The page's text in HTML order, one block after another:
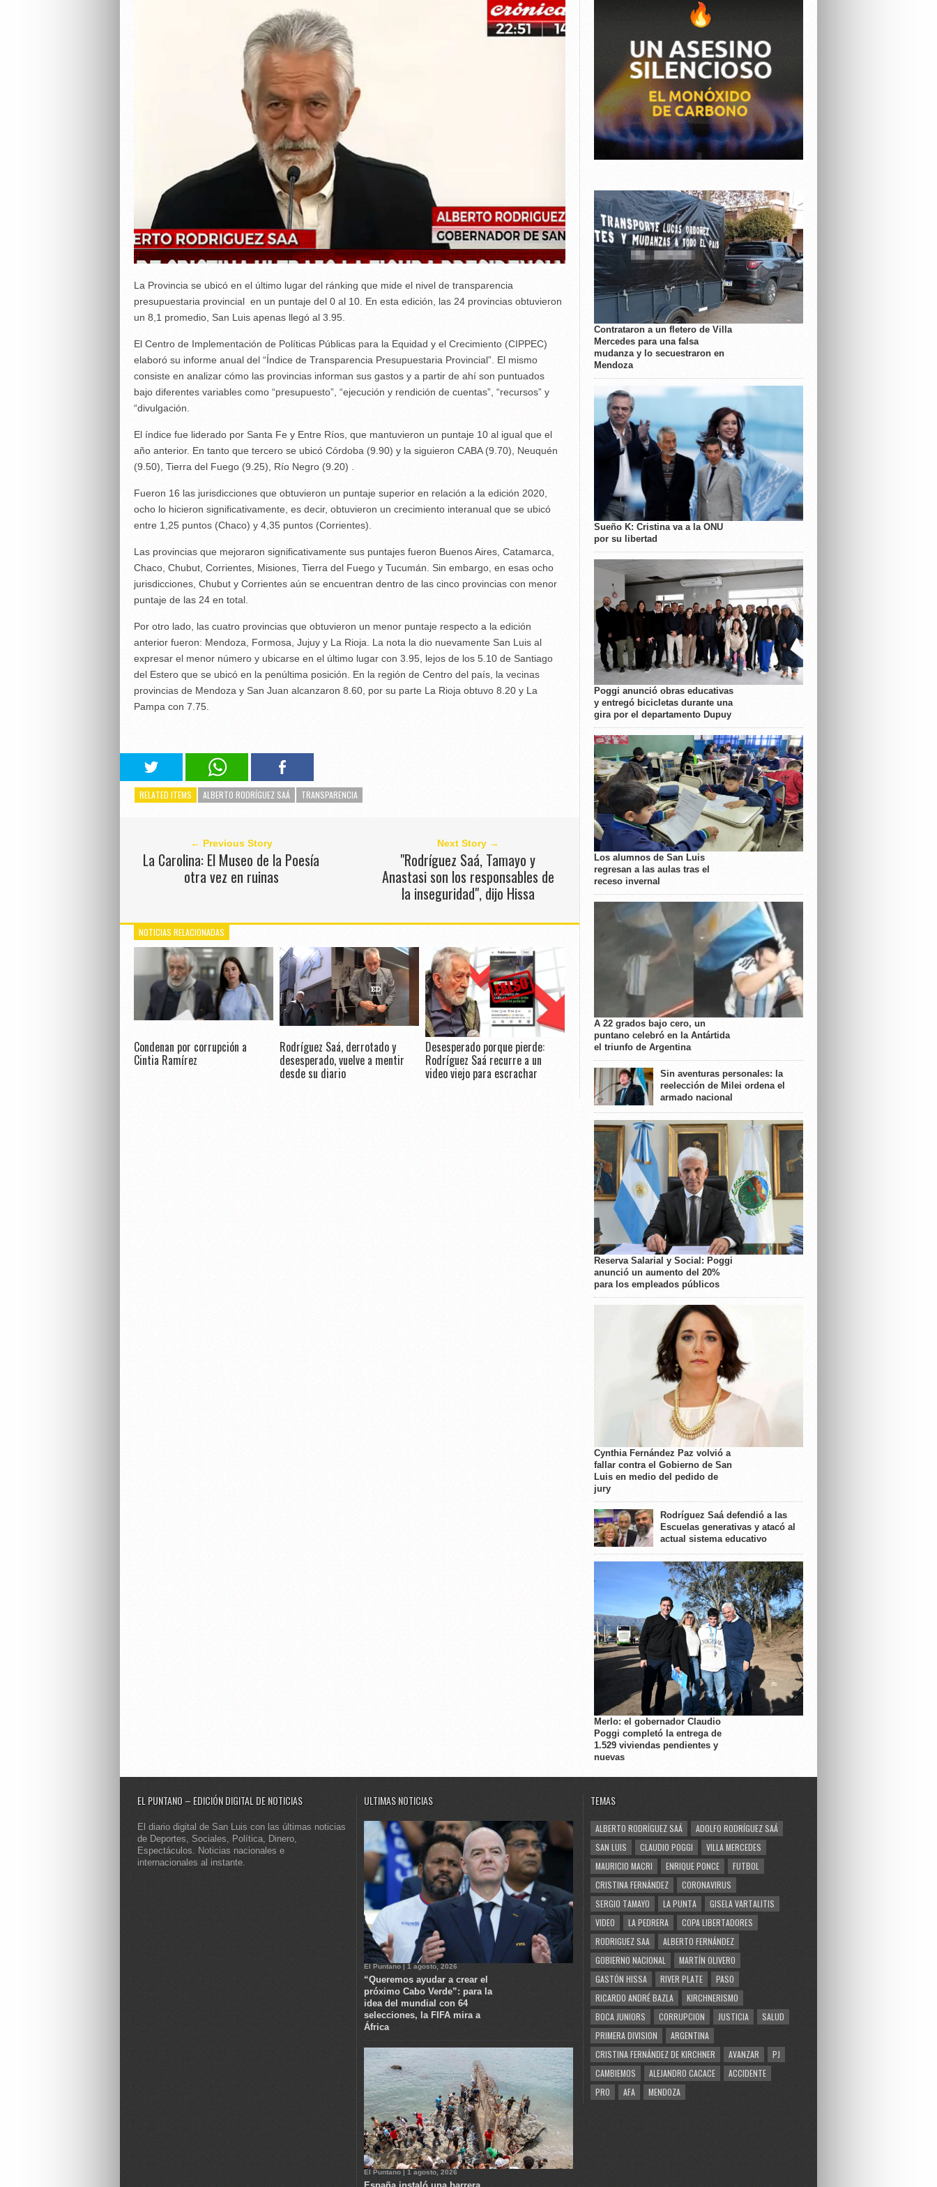
La Provincia se ubicó en el último lugar del ránking que mide el nivel de transparencia
presupuestaria provincial en un puntaje del 0 al 10. En esta edición, las 24 provincias obtuvieron
un 8,1 promedio, San Luis apenas llegó al 3.95.
El Centro de Implementación de Políticas Públicas para la Equidad y el Crecimiento (CIPPEC)
elaboró su informe anual del “Índice de Transparencia Presupuestaria Provincial”. El mismo
consiste en analizar cómo las provincias informan sus gastos y a partir de ahí son puntuados
bajo diferentes variables como “presupuesto”, “ejecución y rendición de cuentas”, “recursos” y
“divulgación.
El índice fue liderado por Santa Fe y Entre Ríos, que mantuvieron un puntaje 10 al igual que el
año anterior. En tanto que tercero se ubicó Córdoba (9.90) y la siguieron CABA (9.70), Neuquén
(9.50), Tierra del Fuego (9.25), Río Negro (9.20) .
Fueron 16 las jurisdicciones que obtuvieron un puntaje superior en relación a la edición 2020,
ocho lo hicieron significativamente, es decir, obtuvieron un crecimiento interanual que se ubicó
entre 1,25 puntos (Chaco) y 4,35 puntos (Corrientes).
Las provincias que mejoraron significativamente sus puntajes fueron Buenos Aires, Catamarca,
Chaco, Chubut, Corrientes, Misiones, Tierra del Fuego y Tucumán. Sin embargo, en esas ocho
jurisdicciones, Chubut y Corrientes aún se encuentran dentro de las cinco provincias con menor
puntaje de las 24 en total.
Por otro lado, las cuatro provincias que obtuvieron un menor puntaje respecto a la edición
anterior fueron: Mendoza, Formosa, Jujuy y La Rioja. La nota la dio nuevamente San Luis al
expresar el menor número y ubicarse en el último lugar con 3.95, lejos de los 5.10 de Santiago
del Estero que se ubicó en la penúltima posición. En la región de Centro del país, la vecinas
provincias de Mendoza y San Juan alcanzaron 8.60, por su parte La Rioja obtuvo 8.20 y La
Pampa con 7.75.
RELATED ITEMS ALBERTO RODRÍGUEZ SAÁ TRANSPARENCIA
← Previous Story
La Carolina: El Museo de la Poesía
otra vez en ruinas
Next Story →
"Rodríguez Saá, Tamayo y
Anastasi son los responsables de
la inseguridad", dijo Hissa
NOTICIAS RELACIONADAS
Condenan por corrupción a
Cintia Ramírez
Rodríguez Saá, derrotado y
desesperado, vuelve a mentir
desde su diario
Desesperado porque pierde:
Rodríguez Saá recurre a un
video viejo para escrachar
Contrataron a un fletero de Villa
Mercedes para una falsa
mudanza y lo secuestraron en
Mendoza
Sueño K: Cristina va a la ONU
por su libertad
Poggi anunció obras educativas
y entregó bicicletas durante una
gira por el departamento Dupuy
Los alumnos de San Luis
regresan a las aulas tras el
receso invernal
A 22 grados bajo cero, un
puntano celebró en la Antártida
el triunfo de Argentina
Sin aventuras personales: la
reelección de Milei ordena el
armado nacional
Reserva Salarial y Social: Poggi
anunció un aumento del 20%
para los empleados públicos
Cynthia Fernández Paz volvió a
fallar contra el Gobierno de San
Luis en medio del pedido de
jury
Rodríguez Saá defendió a las
Escuelas generativas y atacó al
actual sistema educativo
Merlo: el gobernador Claudio
Poggi completó la entrega de
1.529 viviendas pendientes y
nuevas
EL PUNTANO – EDICIÓN DIGITAL DE NOTICIAS
El diario digital de San Luis con las últimas noticias
de Deportes, Sociales, Política, Dinero,
Espectáculos. Noticias nacionales e
internacionales al instante.
ULTIMAS NOTICIAS
El Puntano | 1 agosto, 2026
“Queremos ayudar a crear el
próximo Cabo Verde”: para la
idea del mundial con 64
selecciones, la FIFA mira a
África
El Puntano | 1 agosto, 2026
TEMAS
ALBERTO RODRÍGUEZ SAÁ
ADOLFO RODRÍGUEZ SAÁ
SAN LUIS
CLAUDIO POGGI
VILLA MERCEDES
MAURICIO MACRI
ENRIQUE PONCE
FUTBOL
CRISTINA FERNÁNDEZ
CORONAVIRUS
SERGIO TAMAYO
LA PUNTA
GISELA VARTALITIS
VIDEO
LA PEDRERA
COPA LIBERTADORES
RODRIGUEZ SAA
ALBERTO FERNÁNDEZ
GOBIERNO NACIONAL
MARTÍN OLIVERO
GASTÓN HISSA
RIVER PLATE
PASO
RICARDO ANDRÉ BAZLA
KIRCHNERISMO
BOCA JUNIORS
CORRUPCION JUSTICIA
SALUD
PRIMERA DIVISION
ARGENTINA
CRISTINA FERNÁNDEZ DE KIRCHNER
AVANZAR
PJ
CAMBIEMOS
ALEJANDRO CACACE
ACCIDENTE
PRO
AFA MENDOZA